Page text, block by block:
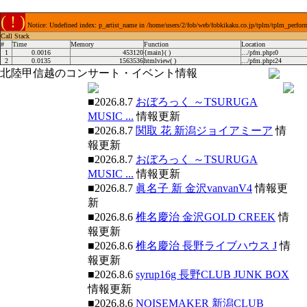
( ! ) Notice: Undefined index: p_artist_name in /home/users/2/fob/web/fobkikaku.co.jp/tplm/
Call Stack
#
Time Memory Function
Location
1
0.0016 453120{main}( ) .../pfm.php:0
2
0.0135 1563536htmlview( ) .../pfm.php:24
北陸甲信越のコンサート・イベント情報
■2026.8.7 おぼろっく ～TSURUGA
MUSIC ... 情報更新
■2026.8.7 関取 花 新潟ジョイアミーア 情
報更新
■2026.8.7 おぼろっく ～TSURUGA
MUSIC ... 情報更新
■2026.8.7 眞名子 新 金沢vanvanV4情報更
新
■2026.8.6 椎名慶治 金沢GOLD CREEK 情
報更新
■2026.8.6 椎名慶治 長野ライブハウス J情
報更新
■2026.8.6 syrup16g 長野CLUB JUNK BOX
情報更新
■2026.8.6 NOISEMAKER 新潟CLUB